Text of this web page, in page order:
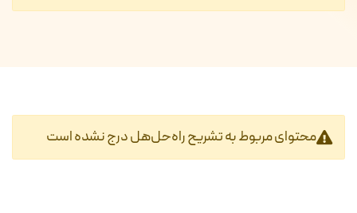
محتوای مربوط به تشریح راه‌حل‌هل درج نشده است‎